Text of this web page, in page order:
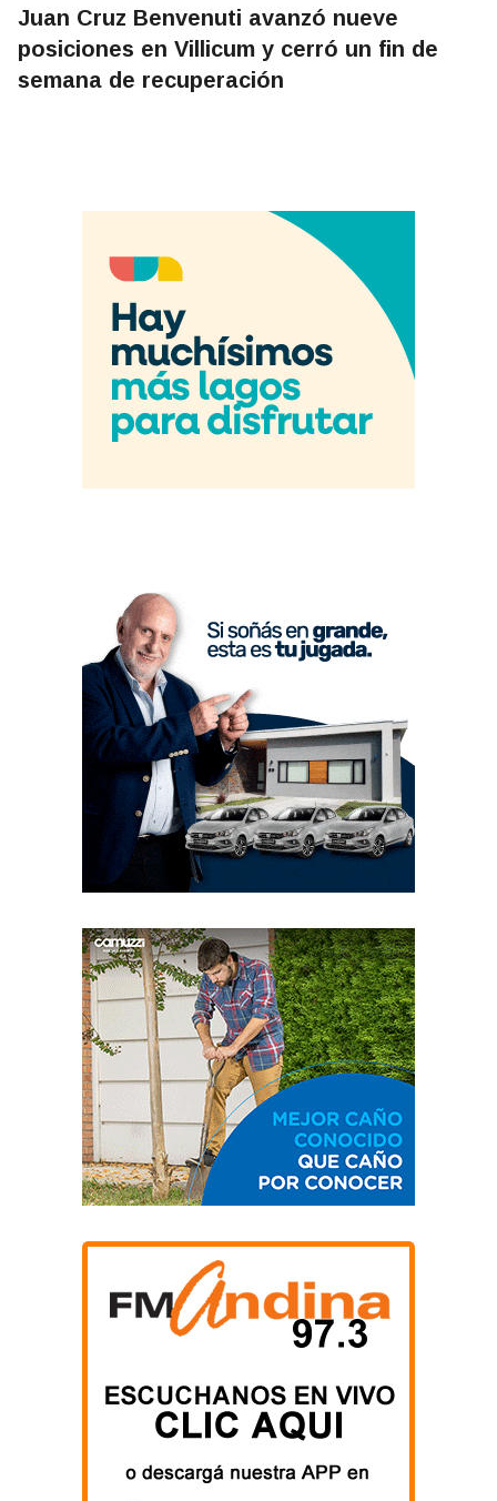
Juan Cruz Benvenuti avanzó nueve
posiciones en Villicum y cerró un fin de
semana de recuperación